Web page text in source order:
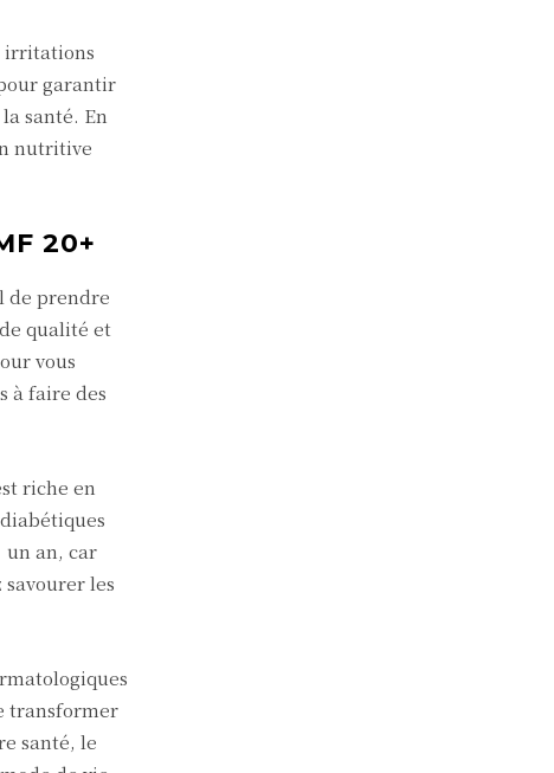
irritations
garantir
santé. En
nutritive
20+
de prendre
qualité et
vous
à faire des
riche en
an, car
les
transformer
santé, le